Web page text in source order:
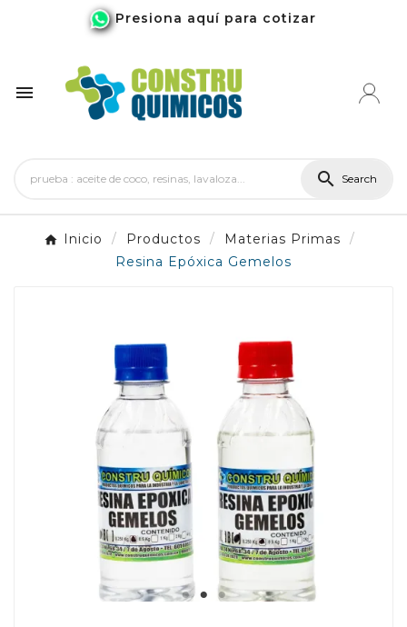
Presiona aquí para cotizar

 Search
Inicio Productos
Materias Primas
Resina Epóxica Gemelos